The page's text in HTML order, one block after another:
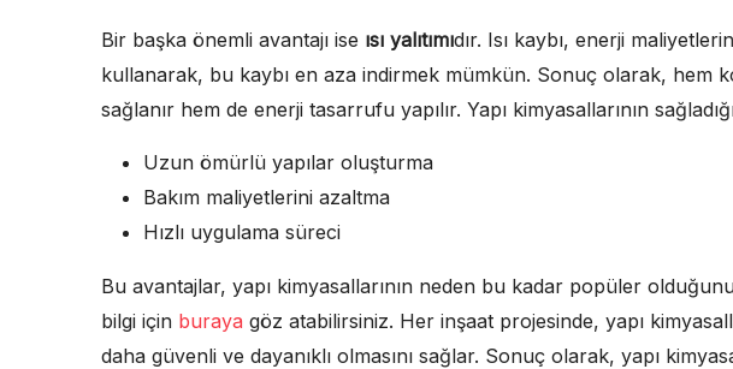
Bir başka önemli avantajı ise ısı yalıtımıdır. Isı kaybı, enerji
kullanarak, bu kaybı en aza indirmek mümkün. Sonuç olarak, hem
sağlanır hem de enerji tasarrufu yapılır. Yapı kimyasallarının
Uzun ömürlü yapılar oluşturma
Bakım maliyetlerini azaltma
Hızlı uygulama süreci
Bu avantajlar, yapı kimyasallarının neden bu kadar popüler
bilgi için buraya göz atabilirsiniz. Her inşaat projesinde, yapı
daha güvenli ve dayanıklı olmasını sağlar. Sonuç olarak, yapı